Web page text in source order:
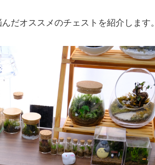
だオススメのチェストを紹介します。